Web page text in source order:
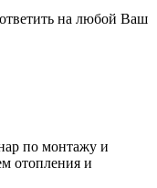
на любой Ваш
по монтажу и
отопления и